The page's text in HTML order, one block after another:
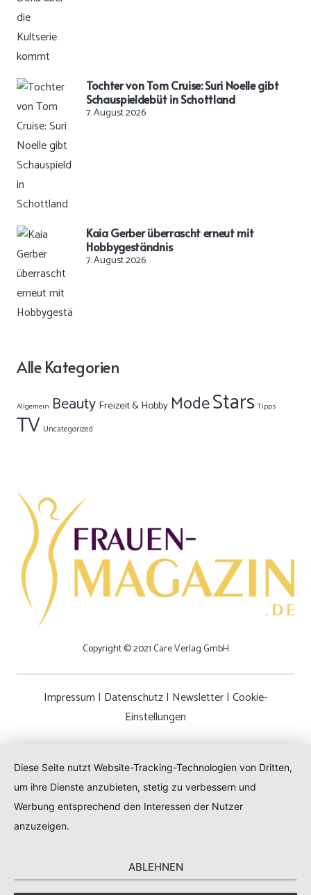
Tochter von Tom Cruise: Suri Noelle gibt
Schauspieldebüt in Schottland
7. August 2026
Kaia Gerber überrascht erneut mit
Hobbygeständnis
7. August 2026
Alle Kategorien
Allgemein Beauty Freizeit & Hobby ModeStars Tipps
TV Uncategorized
Copyright © 2021 Care Verlag GmbH
Impressum | Datenschutz| Newsletter| Cookie-
Einstellungen
Diese Seite nutzt Website-Tracking-Technologien von Dritten,
um ihre Dienste anzubieten, stetig zu verbessern und
Werbung entsprechend den Interessen der Nutzer
anzuzeigen.
ABLEHNEN